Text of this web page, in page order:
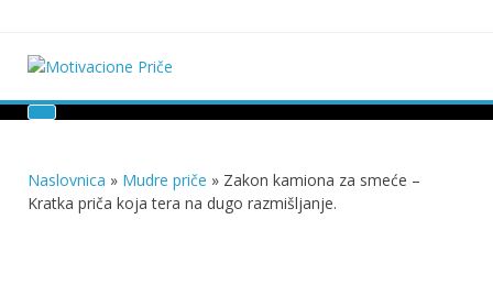
content
Motivacione Priče
Naslovnica » Mudre priče » Zakon kamiona za smeće –
Kratka priča koja tera na dugo razmišljanje.